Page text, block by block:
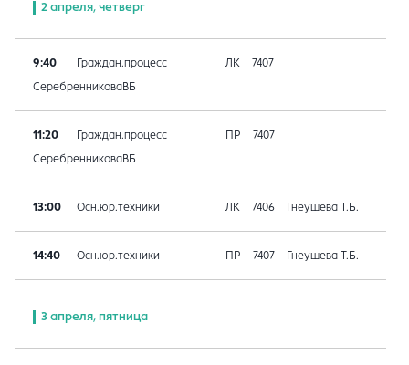
2 апреля, четверг
9:40 Граждан.процесс ЛК 7407
СеребренниковаВБ
11:20 Граждан.процесс ПР 7407
СеребренниковаВБ
13:00 Осн.юр.техники ЛК 7406 Гнеушева Т.Б.
14:40 Осн.юр.техники ПР 7407 Гнеушева Т.Б.
3 апреля, пятница